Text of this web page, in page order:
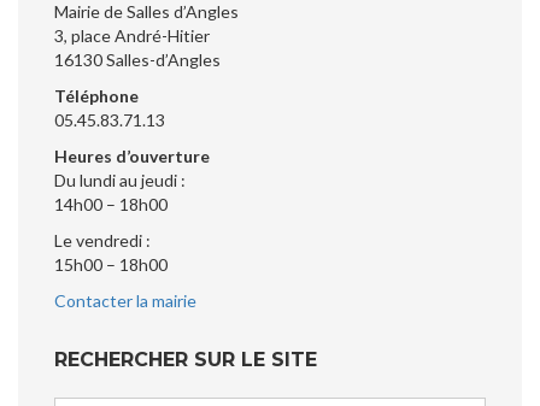
Mairie de Salles d’Angles
3, place André-Hitier
16130 Salles-d’Angles
Téléphone
05.45.83.71.13
Heures d’ouverture
Du lundi au jeudi :
14h00 – 18h00
Le vendredi :
15h00 – 18h00
Contacter la mairie
RECHERCHER SUR LE SITE